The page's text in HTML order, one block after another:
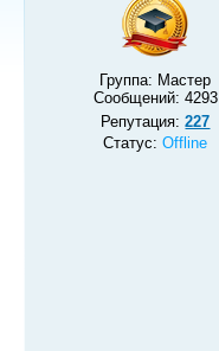
Группа: Мастер
Сообщений: 4293
Репутация:227
Статус:Offline